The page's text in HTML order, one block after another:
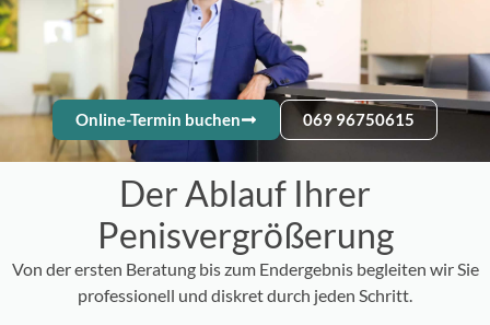
Online-Termin buchen 069 96750615
Der Ablauf Ihrer
Penisvergrößerung
Von der ersten Beratung bis zum Endergebnis begleiten wir Sie
professionell und diskret durch jeden Schritt.